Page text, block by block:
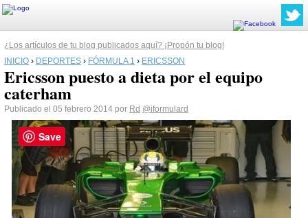
¿Los artículos de tu blog publicados aquí? ¡Propón tu blog!
INICIO › DEPORTES › FÓRMULA 1 › ERICSSON
Ericsson puesto a dieta por el equipo
caterham
Publicado el 05 febrero 2014 por Rd @iformulard
Save